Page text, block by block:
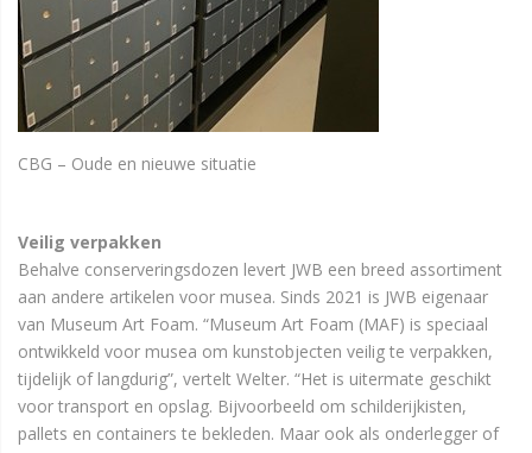
CBG – Oude en nieuwe situatie
Veilig verpakken
Behalve conserveringsdozen levert JWB een breed assortiment
aan andere artikelen voor musea. Sinds 2021 is JWB eigenaar
van Museum Art Foam. “Museum Art Foam (MAF) is speciaal
ontwikkeld voor musea om kunstobjecten veilig te verpakken,
tijdelijk of langdurig”, vertelt Welter. “Het is uitermate geschikt
voor transport en opslag. Bijvoorbeeld om schilderijkisten,
pallets en containers te bekleden. Maar ook als onderlegger of